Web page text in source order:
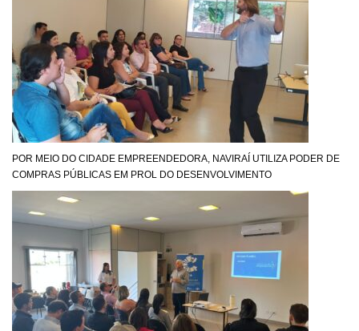
POR MEIO DO CIDADE EMPREENDEDORA, NAVIRAÍ UTILIZA PODER DE
COMPRAS PÚBLICAS EM PROL DO DESENVOLVIMENTO